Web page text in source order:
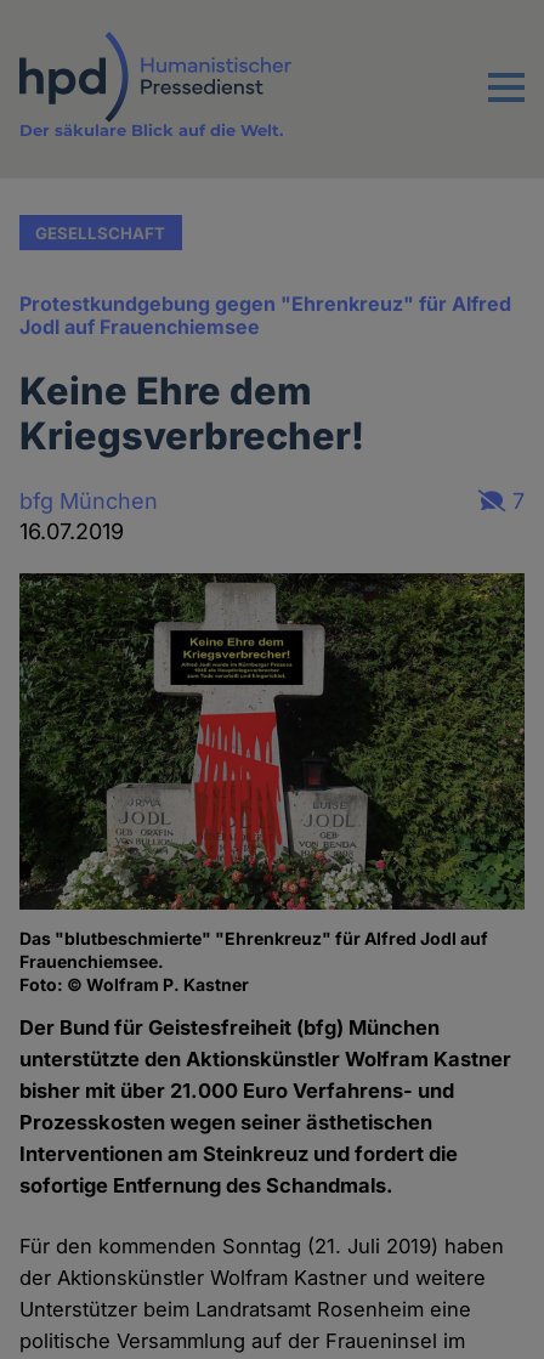
Inhalt
Menu
Der säkulare Blick auf die Welt.
GESELLSCHAFT
Protestkundgebung gegen "Ehrenkreuz" für Alfred
Jodl auf Frauenchiemsee
Keine Ehre dem
Kriegsverbrecher!
bfg München
16.07.2019
7
Das "blutbeschmierte" "Ehrenkreuz" für Alfred Jodl auf
Frauenchiemsee.
Foto: © Wolfram P. Kastner
Der Bund für Geistesfreiheit (bfg) München
unterstützte den Aktionskünstler Wolfram Kastner
bisher mit über 21.000 Euro Verfahrens- und
Prozesskosten wegen seiner ästhetischen
Interventionen am Steinkreuz und fordert die
sofortige Entfernung des Schandmals.
Für den kommenden Sonntag (21. Juli 2019) haben
der Aktionskünstler Wolfram Kastner und weitere
Unterstützer beim Landratsamt Rosenheim eine
politische Versammlung auf der Fraueninsel im